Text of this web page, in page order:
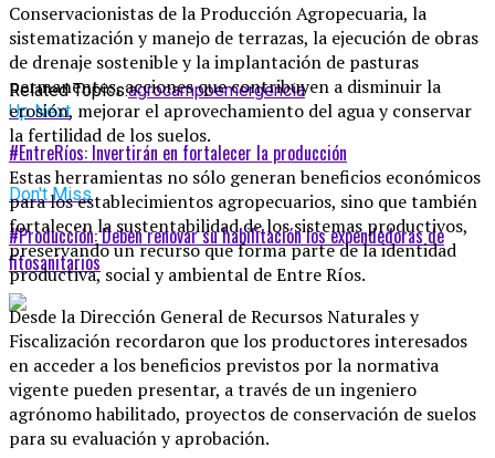
Related Topics:agrocampoemergencia
Up Next
#EntreRíos: Invertirán en fortalecer la producción
Don't Miss
#Producción: Deben renovar su habilitación los expendedoras de
fitosanitarios
Conservacionistas de la Producción Agropecuaria, la
sistematización y manejo de terrazas, la ejecución de obras
de drenaje sostenible y la implantación de pasturas
permanentes, acciones que contribuyen a disminuir la
erosión, mejorar el aprovechamiento del agua y conservar
la fertilidad de los suelos.
Estas herramientas no sólo generan beneficios económicos
para los establecimientos agropecuarios, sino que también
fortalecen la sustentabilidad de los sistemas productivos,
preservando un recurso que forma parte de la identidad
productiva, social y ambiental de Entre Ríos.
Desde la Dirección General de Recursos Naturales y
Fiscalización recordaron que los productores interesados
en acceder a los beneficios previstos por la normativa
vigente pueden presentar, a través de un ingeniero
agrónomo habilitado, proyectos de conservación de suelos
para su evaluación y aprobación.